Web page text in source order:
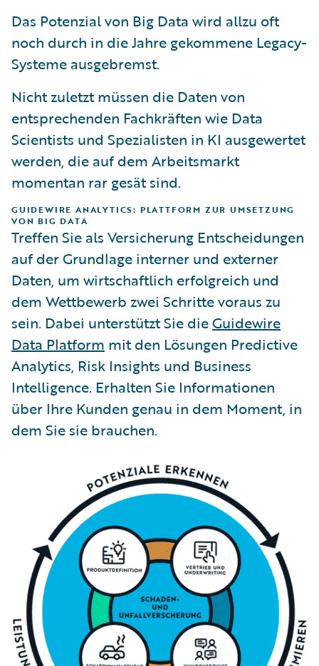
Das Potenzial von Big Data wird allzu oft
noch durch in die Jahre gekommene Legacy-
Systeme ausgebremst.
Nicht zuletzt müssen die Daten von
entsprechenden Fachkräften wie Data
Scientists und Spezialisten in KI ausgewertet
werden, die auf dem Arbeitsmarkt
momentan rar gesät sind.
GUIDEWIRE ANALYTICS: PLATTFORM ZUR UMSETZUNG
VON BIG DATA
Treffen Sie als Versicherung Entscheidungen
auf der Grundlage interner und externer
Daten, um wirtschaftlich erfolgreich und
dem Wettbewerb zwei Schritte voraus zu
sein. Dabei unterstützt Sie dieGuidewire
Data Platform mit den Lösungen Predictive
Analytics, Risk Insights und Business
Intelligence. Erhalten Sie Informationen
über Ihre Kunden genau in dem Moment, in
dem Sie sie brauchen.